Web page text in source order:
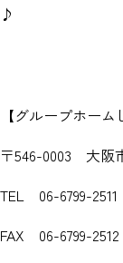
♪
【グループホーム
〒546-0003 大阪
TEL 06-6799-2511
FAX 06-6799-2512